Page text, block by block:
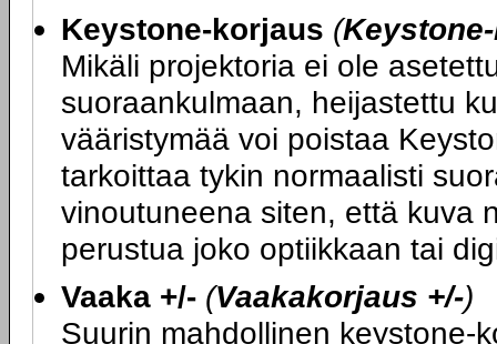
Keystone-korjaus (
Mikäli projektoria ei ole
suoraankulmaan, heijastettu
vääristymää voi poistaa
tarkoittaa tykin normaalisti
vinoutuneena siten, että kuva
perustua joko optiikkaan tai
Vaaka +/- (Vaakakorjaus +/-)
Suurin mahdollinen keystone-